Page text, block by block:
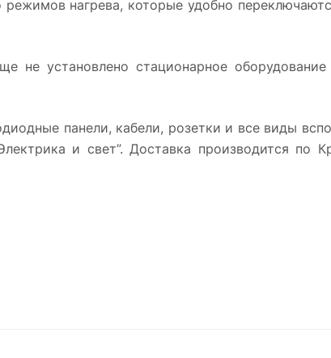
нагрева, которые удобно
не установлено стационарное
панели, кабели, розетки и все виды
и свет”. Доставка производится по